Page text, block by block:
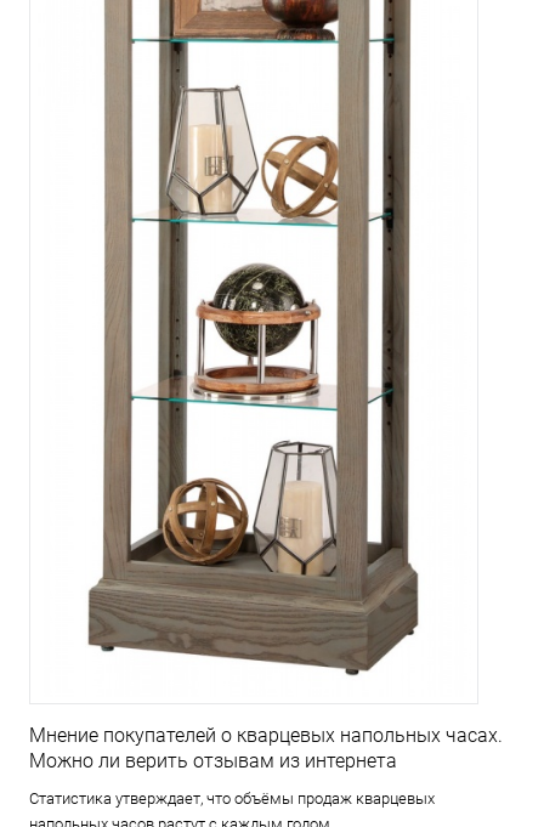
Мнение покупателей о кварцевых напольных часах.
Можно ли верить отзывам из интернета
Статистика утверждает, что объёмы продаж кварцевых